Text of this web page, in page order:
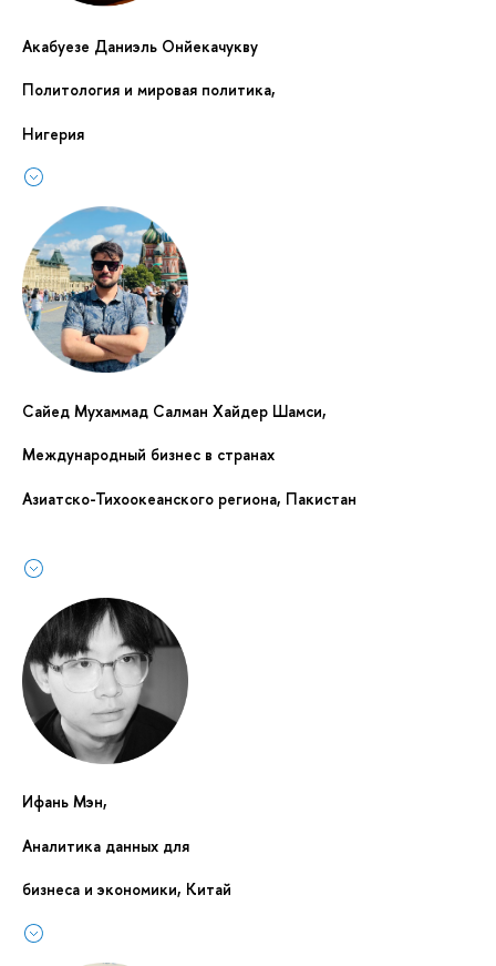
Акабуезе Даниэль Онйекачукву
Политология и мировая политика,
Нигерия
Сайед Мухаммад Салман Хайдер Шамси,
Международный бизнес в странах
Азиатско-Тихоокеанского региона, Пакистан
Ифань Мэн,
Аналитика данных для
бизнеса и экономики, Китай